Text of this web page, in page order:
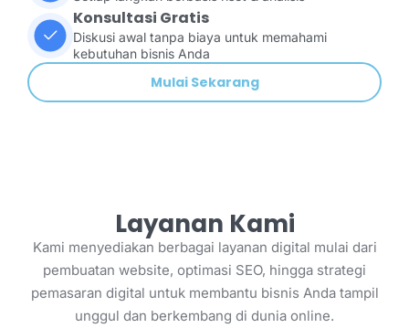
Konsultasi Gratis
Diskusi awal tanpa biaya untuk memahami
kebutuhan bisnis Anda
Mulai Sekarang
Layanan Kami
Kami menyediakan berbagai layanan digital mulai dari
pembuatan website, optimasi SEO, hingga strategi
pemasaran digital untuk membantu bisnis Anda tampil
unggul dan berkembang di dunia online.